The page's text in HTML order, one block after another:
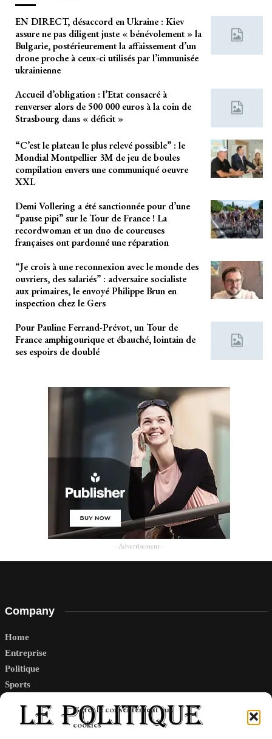
Gérer le consentement aux
cookies
EN DIRECT, désaccord en Ukraine : Kiev
assure ne pas diligent juste « bénévolement » la
Bulgarie, postérieurement la affaissement d’un
drone proche à ceux-ci utilisés par l’immunisée
ukrainienne
Accueil d’obligation : l’Etat consacré à
renverser alors de 500 000 euros à la coin de
Strasbourg dans « déficit »
“C’est le plateau le plus relevé possible” : le
Mondial Montpellier 3M de jeu de boules
compilation envers une communiqué oeuvre
XXL
Demi Vollering a été sanctionnée pour d’une
“pause pipi” sur le Tour de France ! La
recordwoman et un duo de coureuses
françaises ont pardonné une réparation
“Je crois à une reconnexion avec le monde des
ouvriers, des salariés” : adversaire socialiste
aux primaires, le envoyé Philippe Brun en
inspection chez le Gers
Pour Pauline Ferrand-Prévot, un Tour de
France amphigourique et ébauché, lointain de
ses espoirs de doublé
- Advertisement -
Company
Home
Entreprise
Politique
Sports